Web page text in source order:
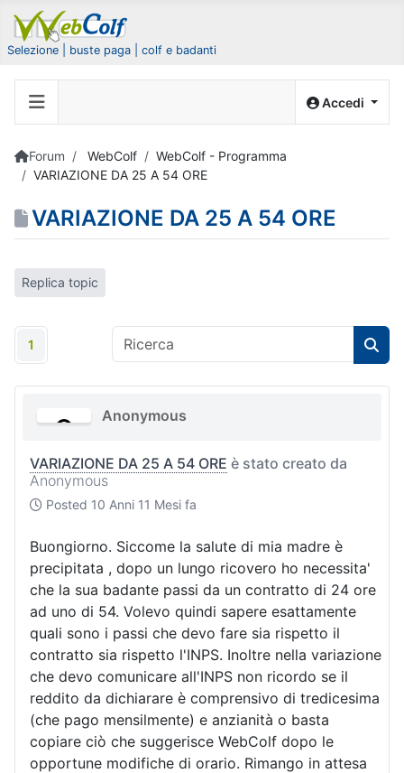
Selezione | buste paga | colf e badanti
Accedi
Forum WebColf
WebColf - Programma
VARIAZIONE DA 25 A 54 ORE
VARIAZIONE DA 25 A 54 ORE
Replica topic
1
Anonymous
VARIAZIONE DA 25 A 54 ORE è stato creato da
Anonymous
Posted 10 Anni 11 Mesi fa
Buongiorno. Siccome la salute di mia madre è
precipitata , dopo un lungo ricovero ho necessita'
che la sua badante passi da un contratto di 24 ore
ad uno di 54. Volevo quindi sapere esattamente
quali sono i passi che devo fare sia rispetto il
contratto sia rispetto l'INPS. Inoltre nella variazione
che devo comunicare all'INPS non ricordo se il
reddito da dichiarare è comprensivo di tredicesima
(che pago mensilmente) e anzianità o basta
copiare ciò che suggerisce WebColf dopo le
opportune modifiche di orario. Rimango in attesa